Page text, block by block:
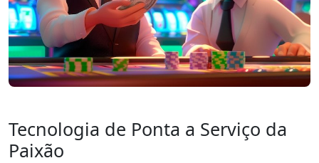
Tecnologia de Ponta a Serviço da
Paixão